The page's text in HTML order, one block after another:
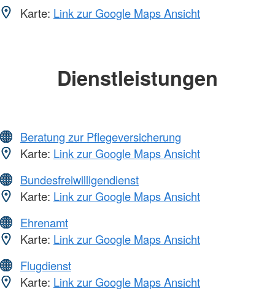
Karte: Link zur Google Maps Ansicht
Dienstleistungen
Beratung zur Pflegeversicherung
Karte: Link zur Google Maps Ansicht
Bundesfreiwilligendienst
Karte: Link zur Google Maps Ansicht
Ehrenamt
Karte: Link zur Google Maps Ansicht
Flugdienst
Karte: Link zur Google Maps Ansicht